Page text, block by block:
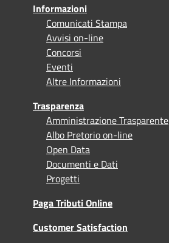
Informazioni
Comunicati Stampa
Avvisi on-line
Concorsi
Eventi
Altre Informazioni
Trasparenza
Amministrazione Trasparente
Albo Pretorio on-line
Open Data
Documenti e Dati
Progetti
Paga Tributi Online
Customer Satisfaction